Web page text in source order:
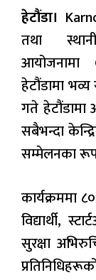
हेटौंडा।
तथा
आयोजनामा
हेटौंडामा
गते
सबैभन्दा
सम्मेलनका
कार्यक्रममा
विद्यार्थी,
सुरक्षा